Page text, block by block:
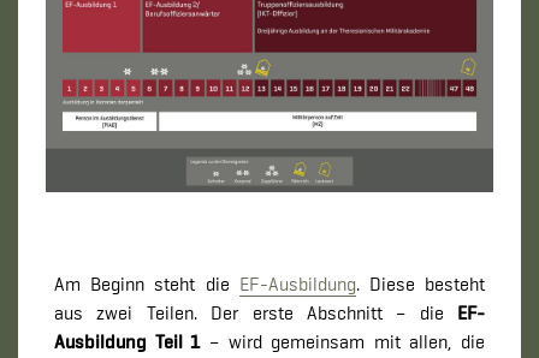
Am Beginn steht die EF-Ausbildung. Diese besteht
aus zwei Teilen. Der erste Abschnitt – die EF-
Ausbildung Teil 1– wird gemeinsam mit allen, die